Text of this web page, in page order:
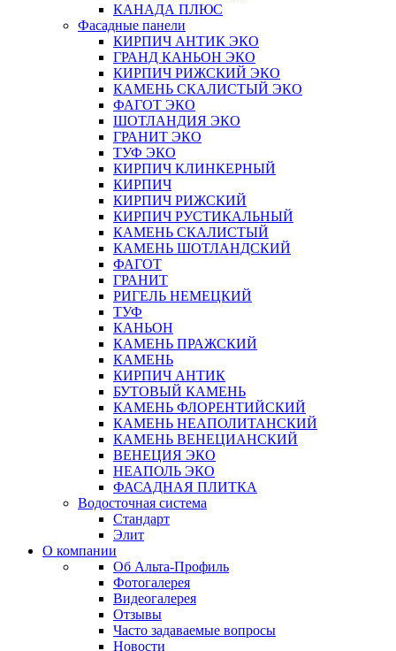
КАНАДА ПЛЮС
Фасадные панели
КИРПИЧ АНТИК ЭКО
ГРАНД КАНЬОН ЭКО
КИРПИЧ РИЖСКИЙ ЭКО
КАМЕНЬ СКАЛИСТЫЙ ЭКО
ФАГОТ ЭКО
ШОТЛАНДИЯ ЭКО
ГРАНИТ ЭКО
ТУФ ЭКО
КИРПИЧ КЛИНКЕРНЫЙ
КИРПИЧ
КИРПИЧ РИЖСКИЙ
КИРПИЧ РУСТИКАЛЬНЫЙ
КАМЕНЬ СКАЛИСТЫЙ
КАМЕНЬ ШОТЛАНДСКИЙ
ФАГОТ
ГРАНИТ
РИГЕЛЬ НЕМЕЦКИЙ
ТУФ
КАНЬОН
КАМЕНЬ ПРАЖСКИЙ
КАМЕНЬ
КИРПИЧ АНТИК
БУТОВЫЙ КАМЕНЬ
КАМЕНЬ ФЛОРЕНТИЙСКИЙ
КАМЕНЬ НЕАПОЛИТАНСКИЙ
КАМЕНЬ ВЕНЕЦИАНСКИЙ
ВЕНЕЦИЯ ЭКО
НЕАПОЛЬ ЭКО
ФАСАДНАЯ ПЛИТКА
Водосточная система
Стандарт
Элит
О компании
Об Альта-Профиль
Фотогалерея
Видеогалерея
Отзывы
Часто задаваемые вопросы
Новости